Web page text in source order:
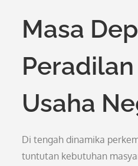
Masa
Peradilan
Usaha
Di tengah dinamika
tuntutan kebutuhan